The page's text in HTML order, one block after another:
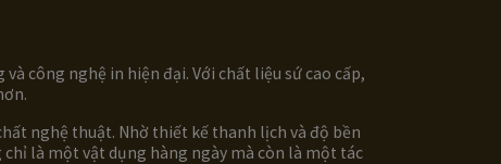
công nghệ in hiện đại. Với chất liệu sứ cao cấp,
nghệ thuật. Nhờ thiết kế thanh lịch và độ bền
là một vật dụng hàng ngày mà còn là một tác